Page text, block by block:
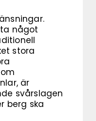
något
stora
är
svårslagen
berg ska